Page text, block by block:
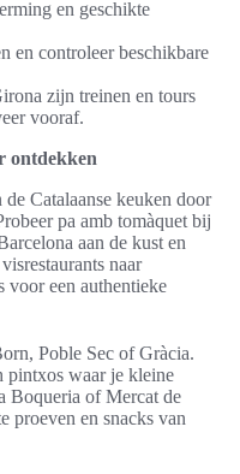
en geschikte
en controleer beschikbare
zijn treinen en tours
vooraf.
ontdekken
Catalaanse keuken door
pa amb tomàquet bij
aan de kust en
naar
voor een authentieke
Poble Sec of Gràcia.
pintxos waar je kleine
Boqueria of Mercat de
proeven en snacks van